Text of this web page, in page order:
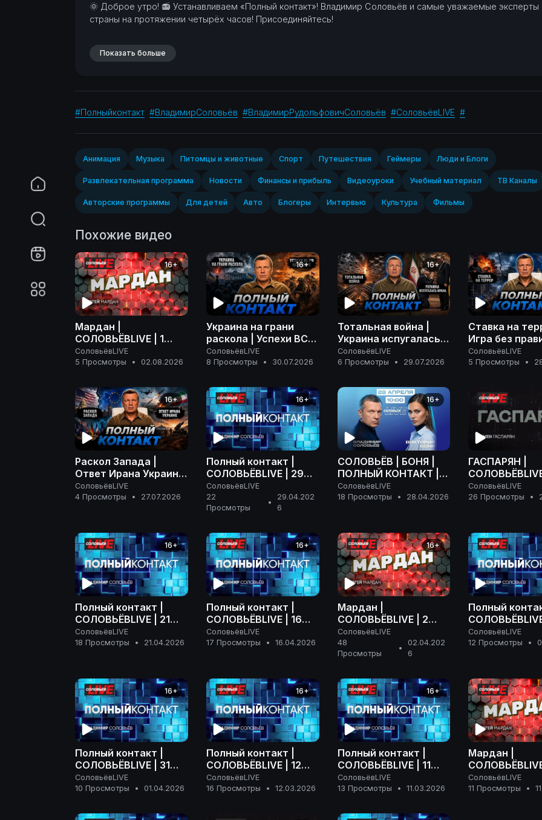
⁣🌞 Доброе утро! 📻 Устанавливаем «Полный контакт»! Владимир Соловьёв и самые уважаемые эксперты
страны на протяжении четырёх часов! Присоединяйтесь!
Показать больше
#Полныйконтакт #ВладимирСоловьёв #ВладимирРудольфовичСоловьёв #СоловьёвLIVE #
Анимация Музыка Питомцы и животные Спорт‎ Путешествия Геймеры Люди и Блоги
Развлекательная программа Новости Финансы и прибыль Видеоуроки Учебный материал ТВ Каналы
Авторские программы Для детей Авто Блогеры Интервью Культура Фильмы
Похожие видео
16+
Мардан |
СОЛОВЬЁВLIVE | 1
августа 2026 года
СоловьёвLIVE
5 Просмотры
• 02.08.2026
16+
Украина на грани
раскола | Успехи ВС
РФ на фронте |
Ненависть Запада |
июля 2026
СоловьёвLIVE
8 Просмотры
• 30.07.2026
16+
Тотальная война |
Украина испугалась
Ирана | Розыск
Дурова | Полный
2026 года
СоловьёвLIVE
6 Просмотры
• 29.07.2026
Ставка на
Игра без
расплаты |
контакт | 28
СоловьёвLIVE
5 Просмотры
•
16+
Раскол Запада |
Ответ Ирана Украине
| На грани эскалации
| Полный контакт | 27
СоловьёвLIVE
4 Просмотры
• 27.07.2026
16+
Полный контакт |
СОЛОВЬЁВLIVE | 29
апреля 2026 года
СоловьёвLIVE
22
Просмотры
•
29.04.202
6
16+
СОЛОВЬËВ | БОНЯ |
ПОЛНЫЙ КОНТАКТ |
СПЕЦЭФИР | 28
АПРЕЛЯ 2026 |
СоловьёвLIVE
18 Просмотры
• 28.04.2026
ГАСПАРЯН |
апреля 2026
СоловьёвLIVE
26 Просмотры
•
16+
Полный контакт |
СОЛОВЬЁВLIVE | 21
апреля 2026 года
СоловьёвLIVE
18 Просмотры
• 21.04.2026
16+
Полный контакт |
СОЛОВЬЁВLIVE | 16
апреля 2026 года
СоловьёвLIVE
17 Просмотры
• 16.04.2026
16+
Мардан |
СОЛОВЬЁВLIVE | 2
апреля 2026 года
СоловьёвLIVE
48
Просмотры
•
02.04.202
6
Полный
апреля 2026
СоловьёвLIVE
12 Просмотры
•
16+
Полный контакт |
СОЛОВЬЁВLIVE | 31
марта 2026 года
СоловьёвLIVE
10 Просмотры
• 01.04.2026
16+
Полный контакт |
СОЛОВЬЁВLIVE | 12
марта 2026 года
СоловьёвLIVE
16 Просмотры
• 12.03.2026
16+
Полный контакт |
СОЛОВЬЁВLIVE | 11
марта 2026 года
СоловьёвLIVE
13 Просмотры
• 11.03.2026
Мардан |
марта 2026
СоловьёвLIVE
11 Просмотры
•